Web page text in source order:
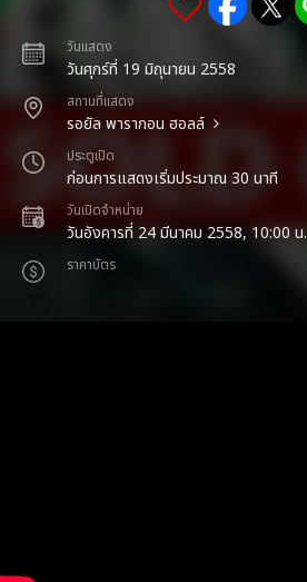
วันแสดง
วันศุกร์ที่ 19 มิถุนายน 2558
สถานที่แสดง
รอยัล พารากอน ฮอลล์
ประตูเปิด
ก่อนการแสดงเริ่มประมาณ 30 นาที
วันเปิดจำหน่าย
วันอังคารที่ 24 มีนาคม 2558, 10:00 น.
ราคาบัตร